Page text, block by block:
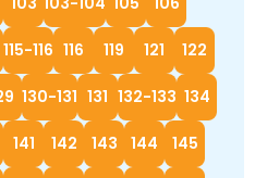
115-116 116 119 121 122
130-131 131 132-133 134
141 142 143 144 145